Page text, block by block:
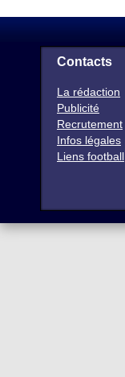
Contacts
La rédaction
Publicité
Recrutement
Infos légales
Liens football